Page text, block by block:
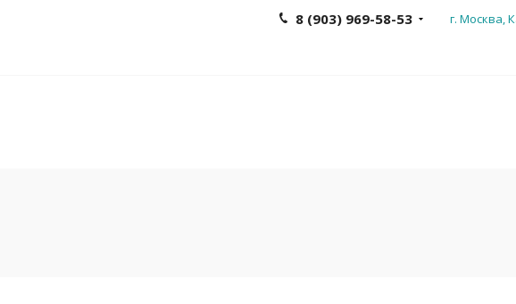
г. Москва,
8 (903) 969-58-53